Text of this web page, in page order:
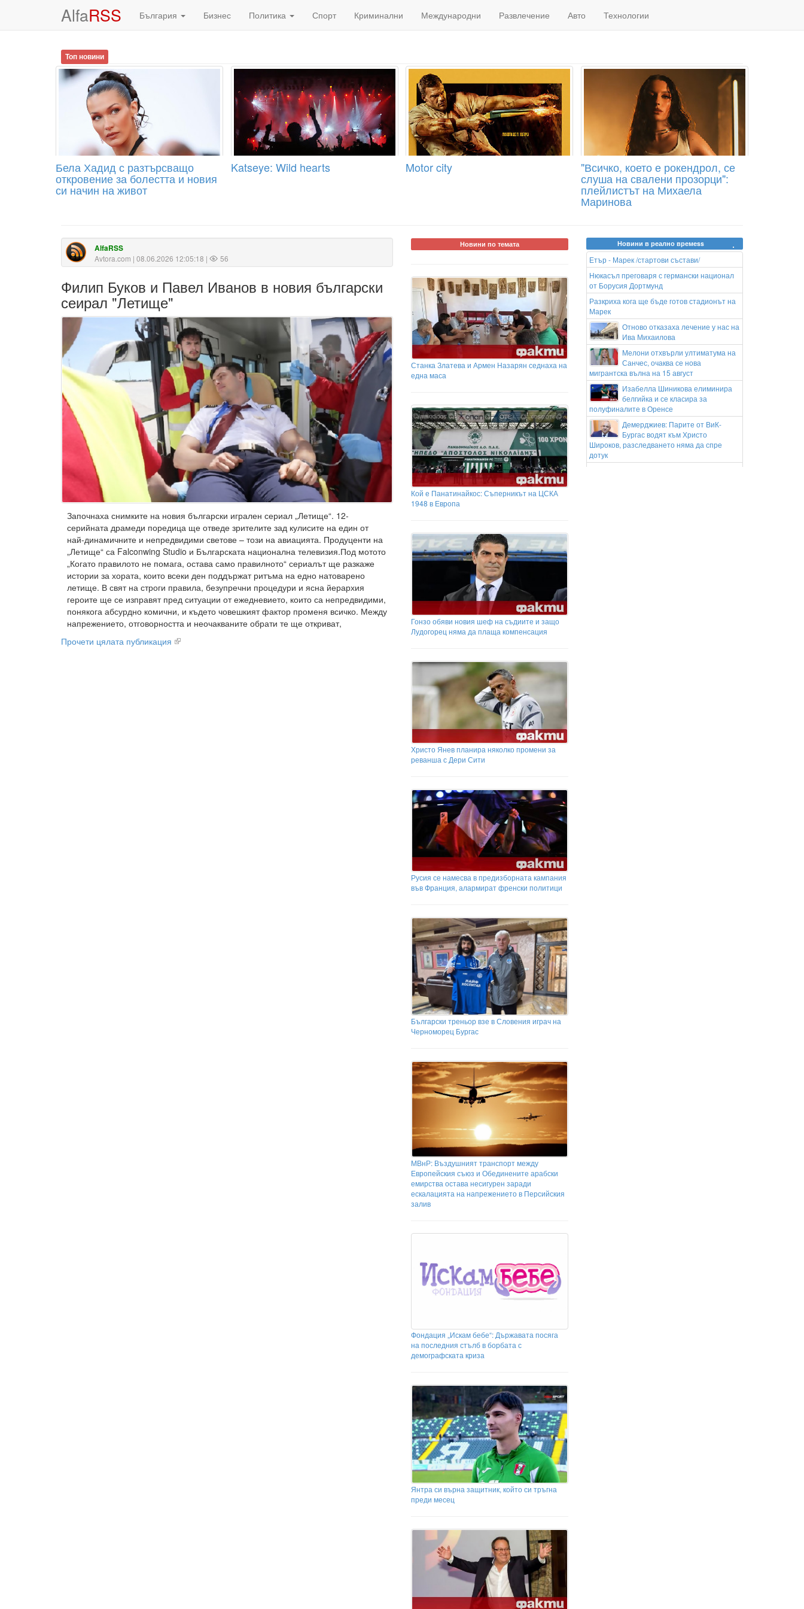
AlfaRSS България Бизнес Политика Спорт Криминални Международни Развлечение Авто Технологии
Топ новини
Бела Хадид с разтърсващо
откровение за болестта и новия
си начин на живот
Katseye: Wild hearts Motor city "Всичко, което е рокендрол, се
слуша на свалени прозорци":
плейлистът на Михаела
Маринова
AlfaRSS
Avtora.com | 08.06.2026 12:05:18 | 56
Филип Буков и Павел Иванов в новия български
сеирал "Летище"
Започнаха снимките на новия български игрален сериал „Летище“. 12-
серийната драмеди поредица ще отведе зрителите зад кулисите на един от
най-динамичните и непредвидими светове – този на авиацията. Продуценти на
„Летище“ са Falconwing Studio и Българската национална телевизия.Под мотото
„Когато правилото не помага, остава само правилното“ сериалът ще разкаже
истории за хората, които всеки ден поддържат ритъма на едно натоварено
летище. В свят на строги правила, безупречни процедури и ясна йерархия
героите ще се изправят пред ситуации от ежедневието, които са непредвидими,
понякога абсурдно комични, и където човешкият фактор променя всичко. Между
напрежението, отговорността и неочакваните обрати те ще откриват,
Прочети цялата публикация
Новини по темата
Станка Златева и Армен Назарян седнаха на
една маса
Кой е Панатинайкос: Съперникът на ЦСКА
1948 в Европа
Гонзо обяви новия шеф на съдиите и защо
Лудогорец няма да плаща компенсация
Христо Янев планира няколко промени за
реванша с Дери Сити
Русия се намесва в предизборната кампания
във Франция, алармират френски политици
Български треньор взе в Словения играч на
Черноморец Бургас
МВнР: Въздушният транспорт между
Европейския съюз и Обединените арабски
емирства остава несигурен заради
ескалацията на напрежението в Персийския
залив
Фондация „Искам бебе“: Държавата посяга
на последния стълб в борбата с
демографската криза
Янтра си върна защитник, който си тръгна
преди месец
Новини в реално времеss
Етър - Марек /стартови състави/
Нюкасъл преговаря с германски национал
от Борусия Дортмунд
Разкриха кога ще бъде готов стадионът на
Марек
Отново отказаха лечение у нас на
Ива Михаилова
Мелони отхвърли ултиматума на
Санчес, очаква се нова
мигрантска вълна на 15 август
Изабелла Шиникова елиминира
белгийка и се класира за
полуфиналите в Оренсе
Демерджиев: Парите от ВиК-
Бургас водят към Христо
Широков, разследването няма да спре
дотук